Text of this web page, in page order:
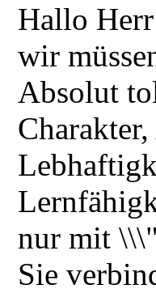
Hallo
wir
Absolut
nur mit
Sie